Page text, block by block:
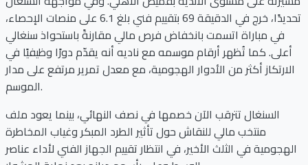
تحديدًا، خرج في الدقيقة 69 بتقييم فني بلغ 6.1 على منصات الإحصاء،
في مباراة اتسمت بانخفاض فرص مالي مقارنةً باستحواذ سنغالي
أعلى. كما تُظهر أرقام موسمه مع ناديه أنه يقدّم دورًا وظيفيًا في
الارتكاز أكثر من الأدوار الهجومية، مع معدل تمرير مرتفع على مدار
الموسم.
السنغال تترقب الآن خصمها في نصف النهائي، بينما يعود ملف
منتخب مالي للنقاش حول تأثير الطرد المبكر وغياب المخاطرة
الهجومية في الثلث الأخير، في انتظار تقييم الجهاز الفني لأداء عناصر